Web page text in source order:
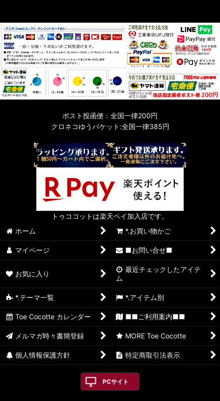
ポスト投函便：全国一律200円
クロネコゆうパケット:全国一律385円
トゥココットは楽天ペイ加入店です。
ホーム
*.お買い物かご
マイページ ■お問い合せ■
お気に入り
最近チェックしたアイテ
ム
*.テーマ一覧 *.アイテム別
Toe Cocotte カレンダー ■■ご利用案内■■
メルマガ時々書簡登録 MORE Toe Cocotte
個人情報保護方針 特定商取引法表示
PCサイト